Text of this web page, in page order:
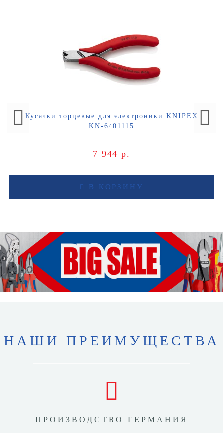
Кусачки торцевые для электроники KNIPEX
KN-6401115
7 944 р.
В КОРЗИНУ
НАШИ ПРЕИМУЩЕСТВА
ПРОИЗВОДСТВО ГЕРМАНИЯ